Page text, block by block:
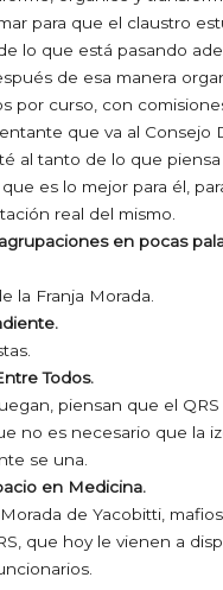
para que el claustro
lo que está pasando
de esa manera
por curso, con
que va al Consejo
al tanto de lo que
es lo mejor para él,
real del mismo.
en pocas
la Franja Morada.
Todos.
piensan que el
no es necesario que la
se una.
en Medicina.
de Yacobitti,
que hoy le vienen a